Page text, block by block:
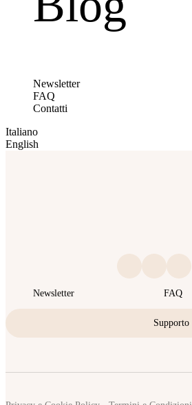
Newsletter
FAQ
Contatti
Italiano
English
Newsletter FAQ
Supporto